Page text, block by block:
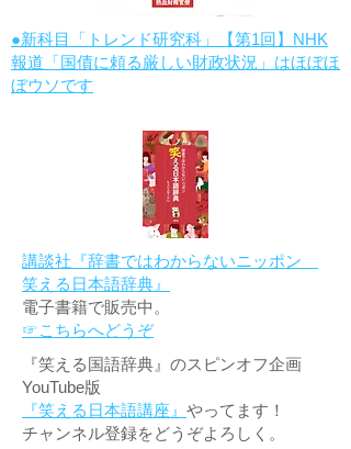
●新科目「トレンド研究科」【第1回】NHK
報道「国債に頼る厳しい財政状況」はほぼほ
ぼウソです
講談社『辞書ではわからないニッポン
笑える日本語辞典』
電子書籍で販売中。
☞こちらへどうぞ
『笑える国語辞典』のスピンオフ企画
YouTube版
『笑える日本語講座』 やってます！
チャンネル登録をどうぞよろしく。